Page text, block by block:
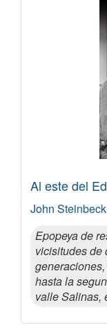
Al este del
John Steinbeck
Epopeya de
vicisitudes de
hasta la
valle Salinas,